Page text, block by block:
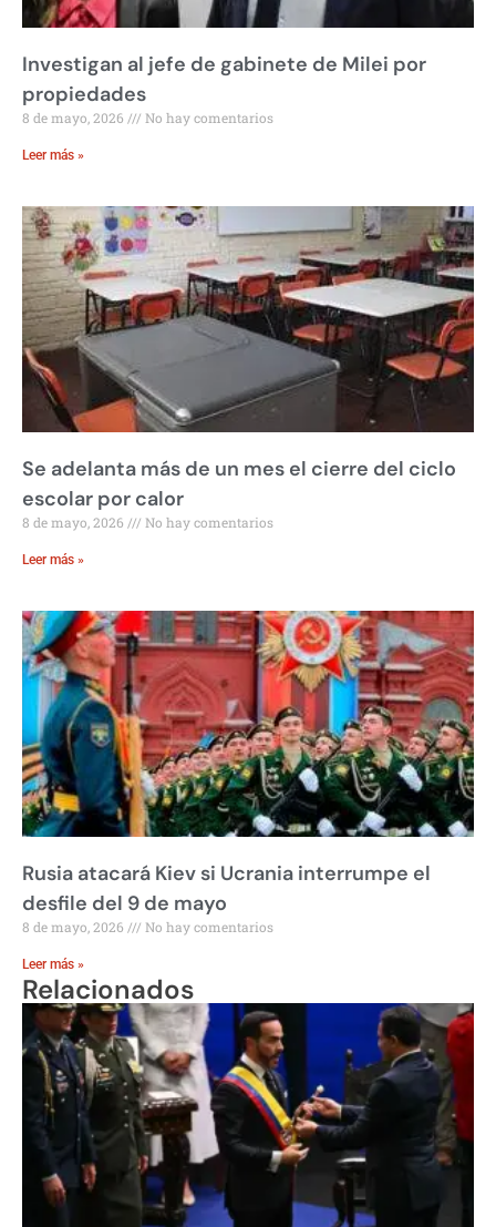
Investigan al jefe de gabinete de Milei por
propiedades
8 de mayo, 2026 No hay comentarios
Leer más »
Se adelanta más de un mes el cierre del ciclo
escolar por calor
8 de mayo, 2026 No hay comentarios
Leer más »
Rusia atacará Kiev si Ucrania interrumpe el
desfile del 9 de mayo
8 de mayo, 2026 No hay comentarios
Leer más »
Relacionados